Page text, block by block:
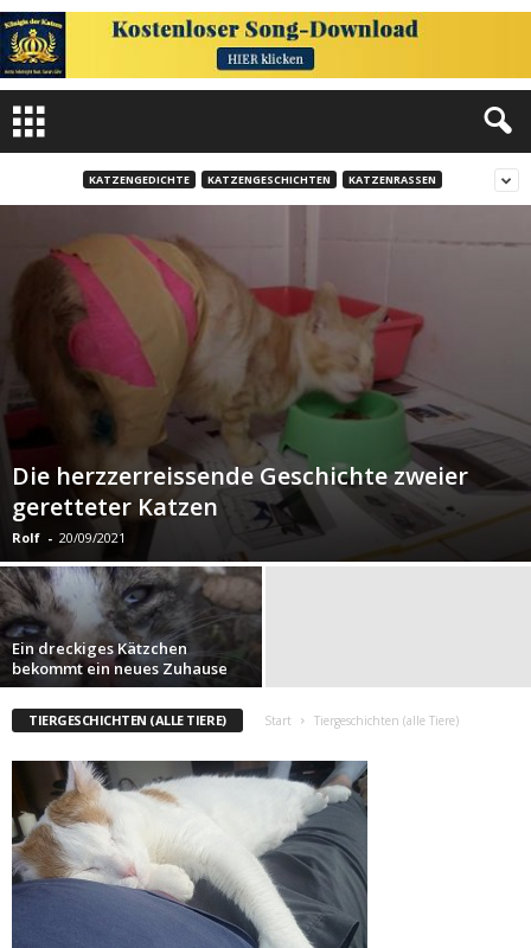
KATZENGEDICHTE KATZENGESCHICHTEN KATZENRASSEN
Die herzzerreissende Geschichte zweier
geretteter Katzen
Rolf - 20/09/2021
Ein dreckiges Kätzchen
bekommt ein neues Zuhause
TIERGESCHICHTEN (ALLE TIERE) Start Tiergeschichten (alle Tiere)